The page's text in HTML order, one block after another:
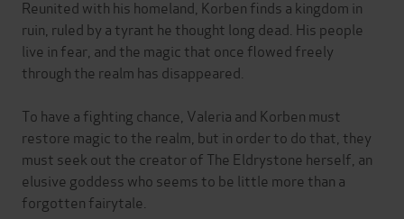
Reunited with his homeland, Korben finds a kingdom in
ruin, ruled by a tyrant he thought long dead. His people
live in fear, and the magic that once flowed freely
through the realm has disappeared.
To have a fighting chance, Valeria and Korben must
restore magic to the realm, but in order to do that, they
must seek out the creator of The Eldrystone herself, an
elusive goddess who seems to be little more than a
forgotten fairytale.